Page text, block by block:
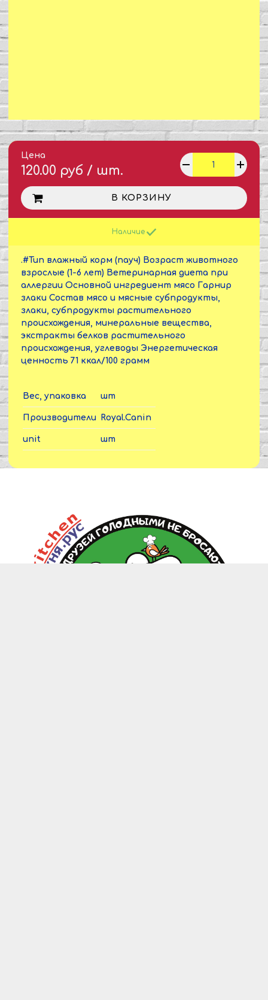
Цена
120.00 руб / шт.
В КОРЗИНУ
Наличие
.#Тип влажный корм (пауч) Возраст животного
взрослые (1-6 лет) Ветеринарная диета при
аллергии Основной ингредиент мясо Гарнир
злаки Состав мясо и мясные субпродукты,
злаки, субпродукты растительного
происхождения, минеральные вещества,
экстракты белков растительного
происхождения, углеводы Энергетическая
ценность 71 ккал/100 грамм
Вес, упаковка шт
Производители Royal.Canin
unit шт